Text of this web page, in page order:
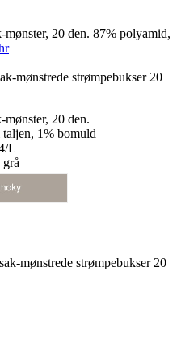
mønster, 20 den. 87% polyamid,
mønstrede strømpebukser 20
mønster, 20 den.
1% bomuld
L
mønstrede strømpebukser 20